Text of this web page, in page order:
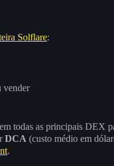
Solflare:
vender
todas as principais DEX
DCA (custo médio em
.